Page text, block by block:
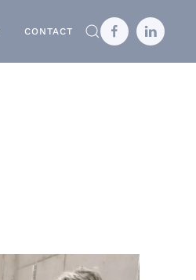
CONTACT